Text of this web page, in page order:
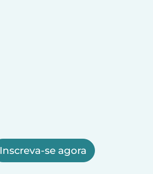
Inscreva-se agora